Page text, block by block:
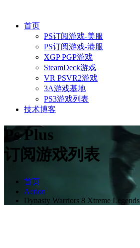
首页
PS订阅游戏-美服
PS订阅游戏-港服
XGP PGP游戏
SteamDeck游戏
VR PSVR2游戏
3A游戏基地
PS3游戏列表
技术博客
Ps Plus
订阅游戏列表
首页
Action
Dynasty Warriors 8 Xtreme Legends